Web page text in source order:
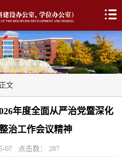
文
年度全面从严治党暨深化
治工作会议精神
07 点击数： 287